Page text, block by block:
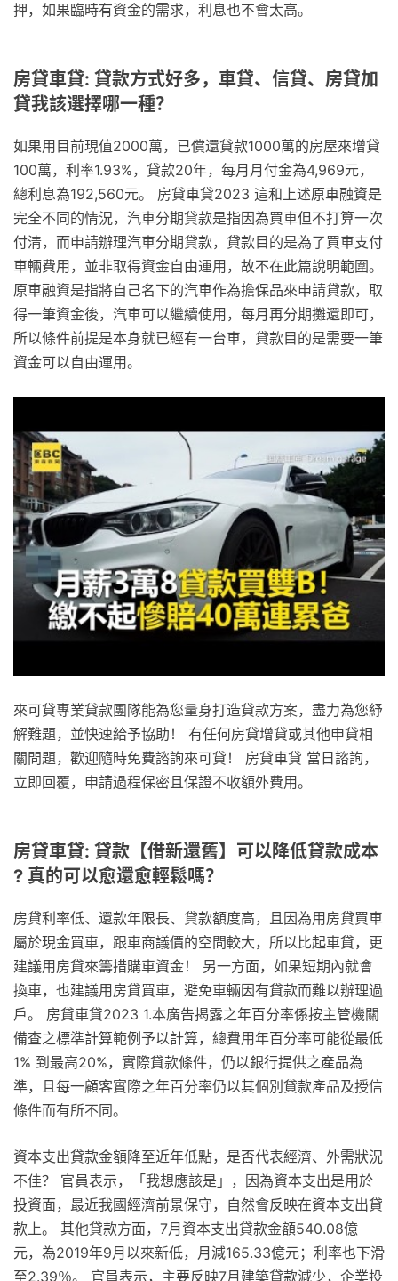
押，如果臨時有資金的需求，利息也不會太高。
房貸車貸: 貸款方式好多，車貸、信貸、房貸加
貸我該選擇哪一種？
如果用目前現值2000萬，已償還貸款1000萬的房屋來增貸
100萬，利率1.93%，貸款20年，每月月付金為4,969元，
總利息為192,560元。 房貸車貸2023 這和上述原車融資是
完全不同的情況，汽車分期貸款是指因為買車但不打算一次
付清，而申請辦理汽車分期貸款，貸款目的是為了買車支付
車輛費用，並非取得資金自由運用，故不在此篇說明範圍。
原車融資是指將自己名下的汽車作為擔保品來申請貸款，取
得一筆資金後，汽車可以繼續使用，每月再分期攤還即可，
所以條件前提是本身就已經有一台車，貸款目的是需要一筆
資金可以自由運用。
來可貸專業貸款團隊能為您量身打造貸款方案，盡力為您紓
解難題，並快速給予協助！ 有任何房貸增貸或其他申貸相
關問題，歡迎隨時免費諮詢來可貸！ 房貸車貸 當日諮詢，
立即回覆，申請過程保密且保證不收額外費用。
房貸車貸: 貸款【借新還舊】可以降低貸款成本
? 真的可以愈還愈輕鬆嗎？
房貸利率低、還款年限長、貸款額度高，且因為用房貸買車
屬於現金買車，跟車商議價的空間較大，所以比起車貸，更
建議用房貸來籌措購車資金！ 另一方面，如果短期內就會
換車，也建議用房貸買車，避免車輛因有貸款而難以辦理過
戶。 房貸車貸2023 1.本廣告揭露之年百分率係按主管機關
備查之標準計算範例予以計算，總費用年百分率可能從最低
1% 到最高20%，實際貸款條件，仍以銀行提供之產品為
準，且每一顧客實際之年百分率仍以其個別貸款產品及授信
條件而有所不同。
資本支出貸款金額降至近年低點，是否代表經濟、外需狀況
不佳？ 官員表示，「我想應該是」，因為資本支出是用於
投資面，最近我國經濟前景保守，自然會反映在資本支出貸
款上。 其他貸款方面，7月資本支出貸款金額540.08億
元，為2019年9月以來新低，月減165.33億元；利率也下滑
至2.39％。 官員表示，主要反映7月建築貸款減少，企業投